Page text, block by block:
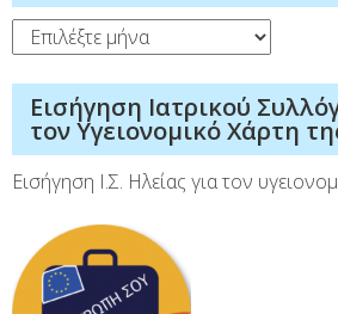
Ιστορικό
Εισήγηση Ιατρικού
τον Υγειονομικό Χάρτη
Εισήγηση Ι.Σ. Ηλείας για τον